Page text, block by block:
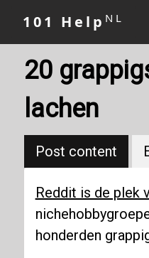
101 Help NL
20
lachen
Post content
Reddit is de plek
honderden